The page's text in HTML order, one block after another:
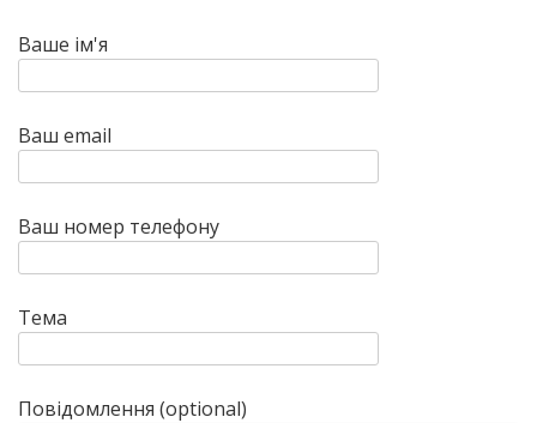
Ваше ім'я
Ваш email
Ваш номер телефону
Тема
Повідомлення (optional)